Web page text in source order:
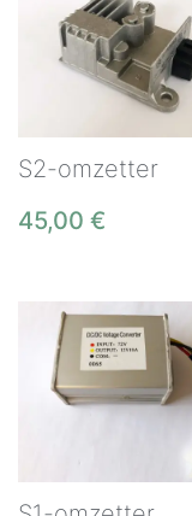
S2-omzetter
45,00 €